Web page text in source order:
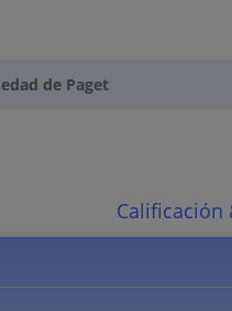
de Paget
Calificación